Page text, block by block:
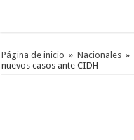
Página de inicio » Nacionales »
nuevos casos ante CIDH